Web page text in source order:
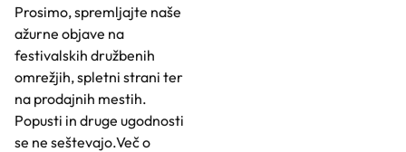
Prosimo, spremljajte naše
ažurne objave na
festivalskih družbenih
omrežjih, spletni strani ter
na prodajnih mestih.
Popusti in druge ugodnosti
se ne seštevajo.Več o